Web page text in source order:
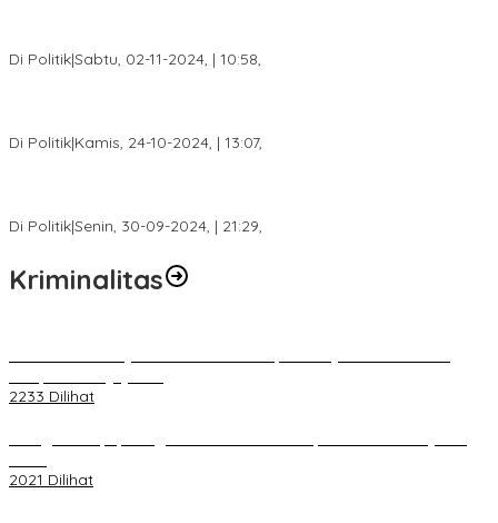
Di Politik|Sabtu, 02-11-2024, | 10:58,
Di Politik|Kamis, 24-10-2024, | 13:07,
Di Politik|Senin, 30-09-2024, | 21:29,
Kriminalitas
2233 Dilihat
2021 Dilihat